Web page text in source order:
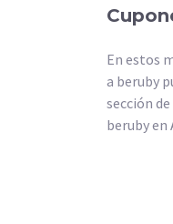
En estos
a beruby
sección
beruby en